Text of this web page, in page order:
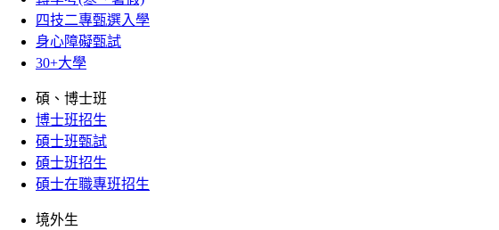
四技二專甄選入學
身心障礙甄試
30+大學
碩、博士班
博士班招生
碩士班甄試
碩士班招生
碩士在職專班招生
境外生